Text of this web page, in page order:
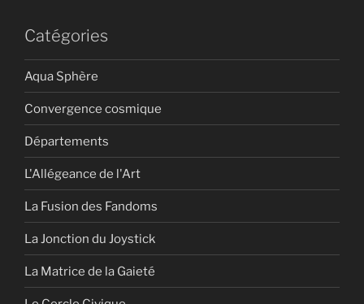
Catégories
Aqua Sphère
Convergence cosmique
Départements
L'Allégeance de l'Art
La Fusion des Fandoms
La Jonction du Joystick
La Matrice de la Gaieté